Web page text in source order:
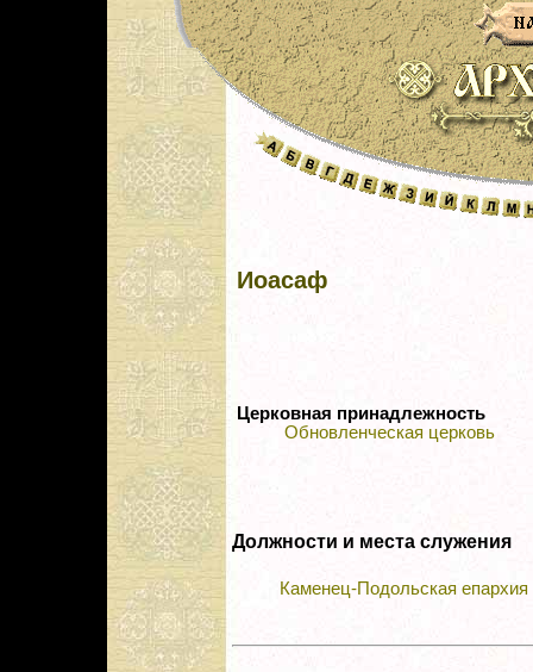
Иоасаф
Церковная принадлежность
Обновленческая церковь
Должности и места служения
Каменец-Подольская епархия